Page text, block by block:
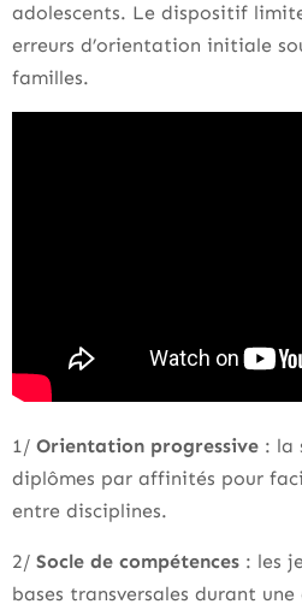
adolescents. Le dispositif
erreurs d’orientation initiale
familles.
1/ Orientation progressive : la
diplômes par affinités pour
entre disciplines.
2/ Socle de compétences : les
bases transversales durant